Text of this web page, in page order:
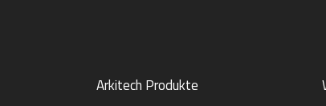
Arkitech Produkte